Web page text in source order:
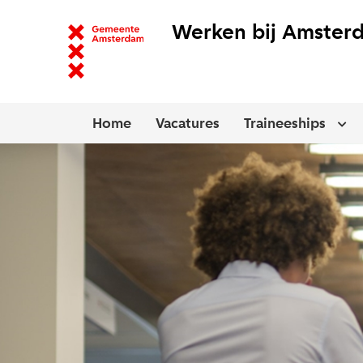
Werken bij
Home Vacatures Traineeships
Financieel/PC Adviseur GGD